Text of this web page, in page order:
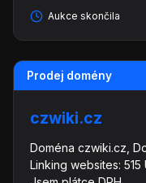
Aukce skončila
Prodej domény
czwiki.cz
Doména czwiki.cz,
Linking websites: